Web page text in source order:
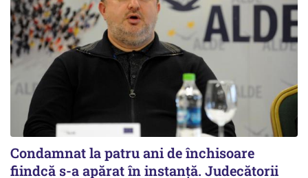
Condamnat la patru ani de închisoare
fiindcă s-a apărat în instanță. Judecătorii